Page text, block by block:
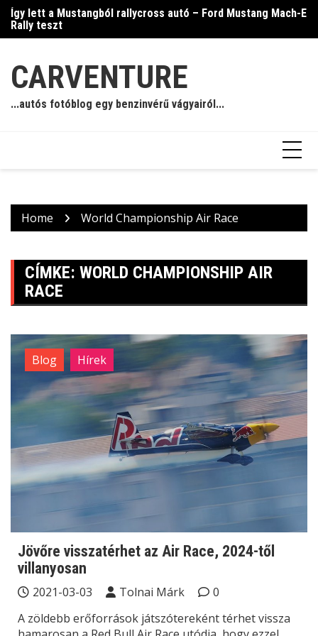
Skip
content
Így lett a Mustangból rallycross autó – Ford Mustang Mach-E
Rally teszt
CARVENTURE
...autós fotóblog egy benzinvérű vágyairól...
Home World Championship Air Race
CÍMKE: WORLD CHAMPIONSHIP AIR
RACE
Blog Hírek
Jövőre visszatérhet az Air Race, 2024-től
villanyosan
2021-03-03 Tolnai Márk
0
A zöldebb erőforrások játszótereként térhet vissza